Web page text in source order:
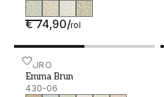
€ 74,90/rol
DURO
Emma Brun
430-06
Emma Brun - 430-06